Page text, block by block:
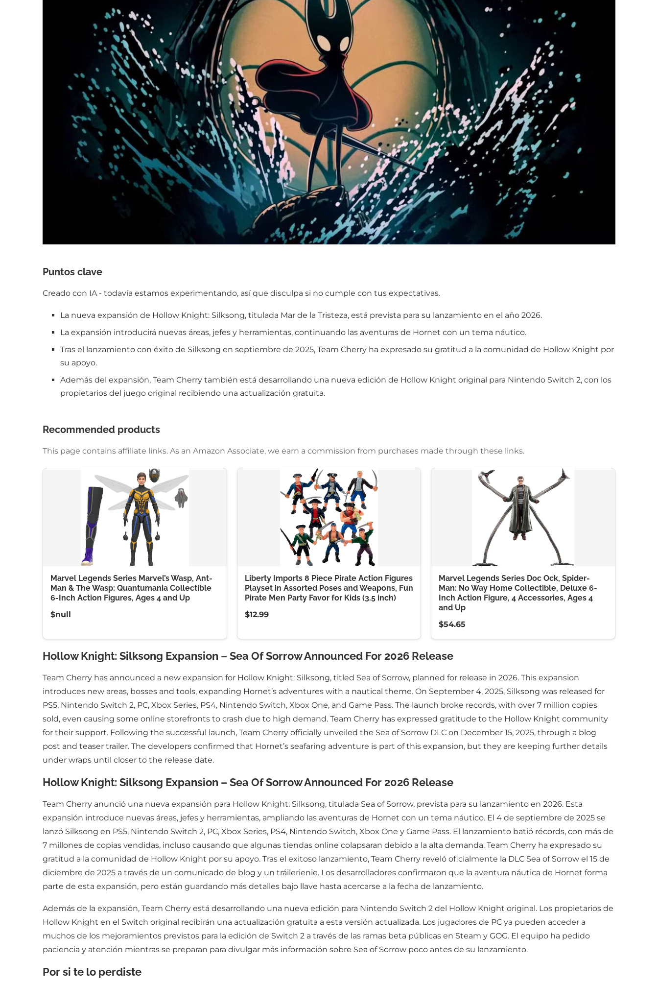
Puntos clave
Creado con IA - todavía estamos experimentando, así que disculpa si no cumple con tus expectativas.
La nueva expansión de Hollow Knight: Silksong, titulada Mar de la Tristeza, está prevista para su lanzamiento en el año 2026.
La expansión introducirá nuevas áreas, jefes y herramientas, continuando las aventuras de Hornet con un tema náutico.
Tras el lanzamiento con éxito de Silksong en septiembre de 2025, Team Cherry ha expresado su gratitud a la comunidad de Hollow Knight por
su apoyo.
Además del expansión, Team Cherry también está desarrollando una nueva edición de Hollow Knight original para Nintendo Switch 2, con los
propietarios del juego original recibiendo una actualización gratuita.
Recommended products
This page contains affiliate links. As an Amazon Associate, we earn a commission from purchases made through these links.
Marvel Legends Series Marvel’s Wasp, Ant-
Man & The Wasp: Quantumania Collectible
6-Inch Action Figures, Ages 4 and Up
$null
Liberty Imports 8 Piece Pirate Action Figures
Playset in Assorted Poses and Weapons, Fun
Pirate Men Party Favor for Kids (3.5 inch)
$12.99
Marvel Legends Series Doc Ock, Spider-
Man: No Way Home Collectible, Deluxe 6-
Inch Action Figure, 4 Accessories, Ages 4
and Up
$54.65
Hollow Knight: Silksong Expansion – Sea Of Sorrow Announced For 2026 Release
Team Cherry has announced a new expansion for Hollow Knight: Silksong, titled Sea of Sorrow, planned for release in 2026. This expansion
introduces new areas, bosses and tools, expanding Hornet’s adventures with a nautical theme. On September 4, 2025, Silksong was released for
PS5, Nintendo Switch 2, PC, Xbox Series, PS4, Nintendo Switch, Xbox One, and Game Pass. The launch broke records, with over 7 million copies
sold, even causing some online storefronts to crash due to high demand. Team Cherry has expressed gratitude to the Hollow Knight community
for their support. Following the successful launch, Team Cherry officially unveiled the Sea of Sorrow DLC on December 15, 2025, through a blog
post and teaser trailer. The developers confirmed that Hornet’s seafaring adventure is part of this expansion, but they are keeping further details
under wraps until closer to the release date.
Hollow Knight: Silksong Expansion – Sea Of Sorrow Announced For 2026 Release
Team Cherry anunció una nueva expansión para Hollow Knight: Silksong, titulada Sea of Sorrow, prevista para su lanzamiento en 2026. Esta
expansión introduce nuevas áreas, jefes y herramientas, ampliando las aventuras de Hornet con un tema náutico. El 4 de septiembre de 2025 se
lanzó Silksong en PS5, Nintendo Switch 2, PC, Xbox Series, PS4, Nintendo Switch, Xbox One y Game Pass. El lanzamiento batió récords, con más de
7 millones de copias vendidas, incluso causando que algunas tiendas online colapsaran debido a la alta demanda. Team Cherry ha expresado su
gratitud a la comunidad de Hollow Knight por su apoyo. Tras el exitoso lanzamiento, Team Cherry reveló oficialmente la DLC Sea of Sorrow el 15 de
diciembre de 2025 a través de un comunicado de blog y un tráilerienie. Los desarrolladores confirmaron que la aventura náutica de Hornet forma
parte de esta expansión, pero están guardando más detalles bajo llave hasta acercarse a la fecha de lanzamiento.
Además de la expansión, Team Cherry está desarrollando una nueva edición para Nintendo Switch 2 del Hollow Knight original. Los propietarios de
Hollow Knight en el Switch original recibirán una actualización gratuita a esta versión actualizada. Los jugadores de PC ya pueden acceder a
muchos de los mejoramientos previstos para la edición de Switch 2 a través de las ramas beta públicas en Steam y GOG. El equipo ha pedido
paciencia y atención mientras se preparan para divulgar más información sobre Sea of Sorrow poco antes de su lanzamiento.
Por si te lo perdiste